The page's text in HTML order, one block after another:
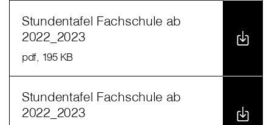
Stundentafel Fachschule ab
2022_2023
pdf, 195 KB
Stundentafel Fachschule ab
2022_2023